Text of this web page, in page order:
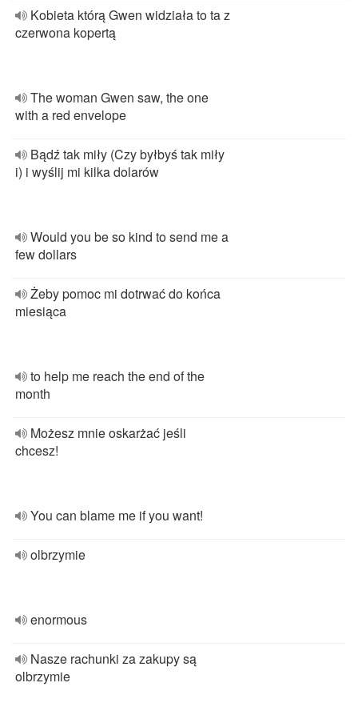
Kobieta którą Gwen widziała to ta z
czerwona kopertą
The woman Gwen saw, the one
with a red envelope
Bądź tak miły (Czy byłbyś tak miły
i) i wyślij mi kilka dolarów
Would you be so kind to send me a
few dollars
Żeby pomoc mi dotrwać do końca
miesiąca
to help me reach the end of the
month
Możesz mnie oskarżać jeśli
chcesz!
You can blame me if you want!
olbrzymie
enormous
Nasze rachunki za zakupy są
olbrzymie